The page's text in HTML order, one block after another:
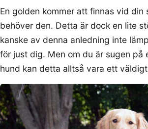
En golden kommer att finnas vid din
behöver den. Detta är dock en lite
kanske av denna anledning inte
för just dig. Men om du är sugen på
hund kan detta alltså vara ett